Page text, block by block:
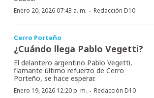
Enero 20, 2026 07:43 a. m. · Redacción D10
Cerro Porteño
¿Cuándo llega Pablo Vegetti?
El delantero argentino Pablo Vegetti,
flamante último refuerzo de Cerro
Porteño, se hace esperar.
Enero 19, 2026 12:20 p. m. · Redacción D10